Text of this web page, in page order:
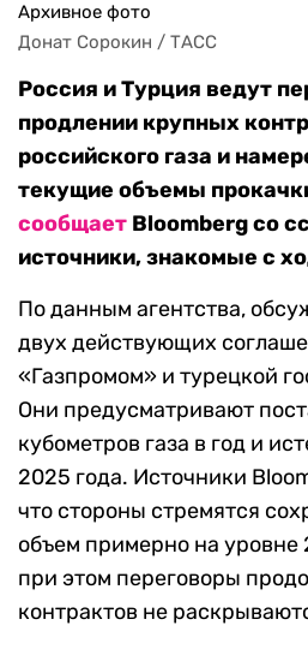
Архивное фото
Донат Сорокин / ТАСС
Россия и Турция ведут
продлении крупных
российского газа и
текущие объемы
сообщает Bloomberg со
источники, знакомые с
По данным агентства,
двух действующих
«Газпромом» и турецкой
Они предусматривают
кубометров газа в год и
2025 года. Источники
что стороны стремятся
объем примерно на уровне
при этом переговоры
контрактов не